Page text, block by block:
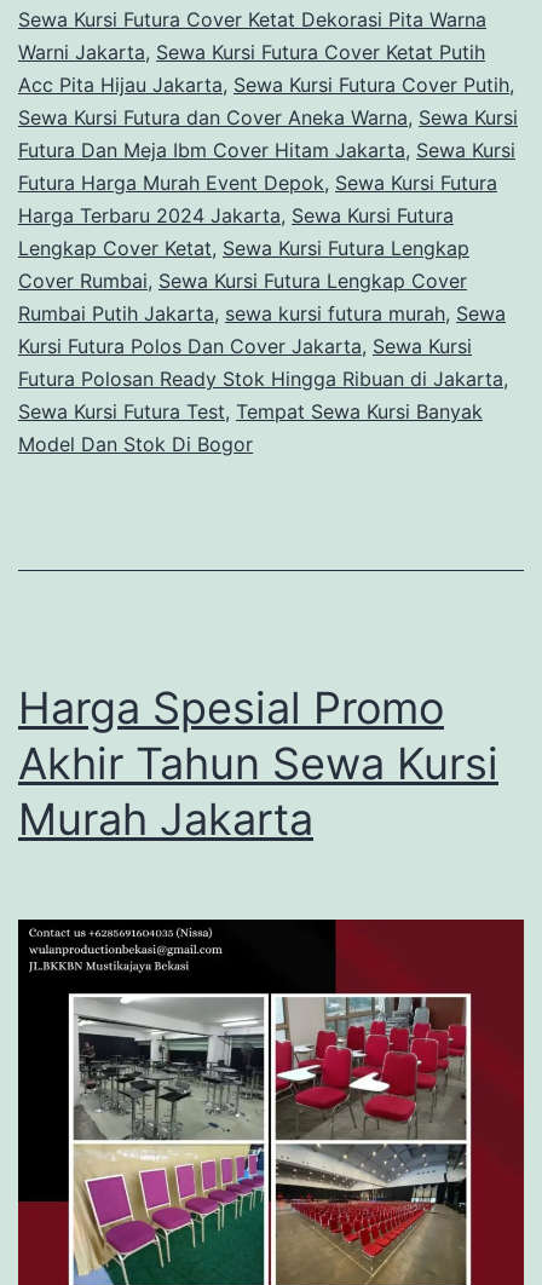
Sewa Kursi Futura Cover Ketat Dekorasi Pita Warna
Warni Jakarta, Sewa Kursi Futura Cover Ketat Putih
Acc Pita Hijau Jakarta, Sewa Kursi Futura Cover Putih,
Sewa Kursi Futura dan Cover Aneka Warna, Sewa Kursi
Futura Dan Meja Ibm Cover Hitam Jakarta, Sewa Kursi
Futura Harga Murah Event Depok, Sewa Kursi Futura
Harga Terbaru 2024 Jakarta, Sewa Kursi Futura
Lengkap Cover Ketat, Sewa Kursi Futura Lengkap
Cover Rumbai, Sewa Kursi Futura Lengkap Cover
Rumbai Putih Jakarta, sewa kursi futura murah, Sewa
Kursi Futura Polos Dan Cover Jakarta, Sewa Kursi
Futura Polosan Ready Stok Hingga Ribuan di Jakarta,
Sewa Kursi Futura Test, Tempat Sewa Kursi Banyak
Model Dan Stok Di Bogor
Harga Spesial Promo
Akhir Tahun Sewa Kursi
Murah Jakarta